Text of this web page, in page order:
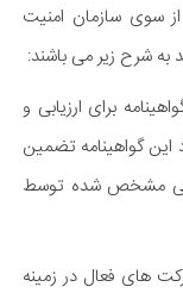
از سوی سازمان امنیت
به شرح زیر می باشند:
برای ارزیابی و
این گواهینامه تضمین
مشخص شده توسط
های فعال در زمینه